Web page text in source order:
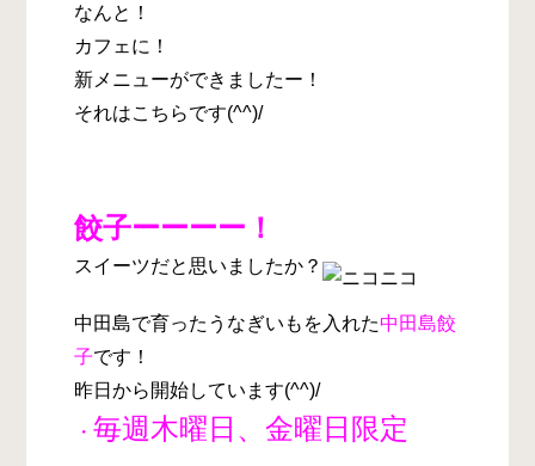
なんと！
カフェに！
新メニューができましたー！
それはこちらです(^^)/
餃子ーーーー！
スイーツだと思いましたか？
中田島で育ったうなぎいもを入れた中田島餃
子です！
昨日から開始しています(^^)/
・毎週木曜日、金曜日限定